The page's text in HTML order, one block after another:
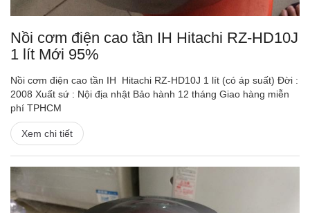
Nồi cơm điện cao tần IH Hitachi RZ-HD10J
1 lít Mới 95%
Nồi cơm điện cao tần IH Hitachi RZ-HD10J 1 lít (có áp suất) Đời :
2008 Xuất sứ : Nội địa nhật Bảo hành 12 tháng Giao hàng miễn
phí TPHCM
Xem chi tiết